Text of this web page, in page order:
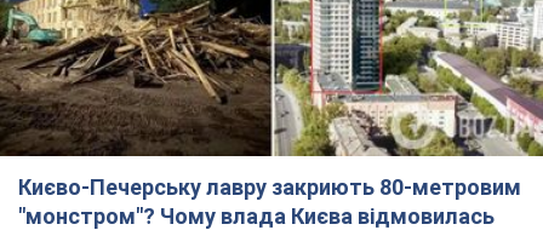
Києво-Печерську лавру закриють 80-метровим
"монстром"? Чому влада Києва відмовилась